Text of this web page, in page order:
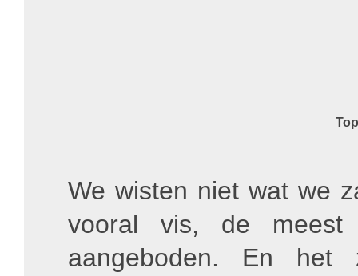
We wisten niet wat we
vooral vis, de meest
aangeboden. En het